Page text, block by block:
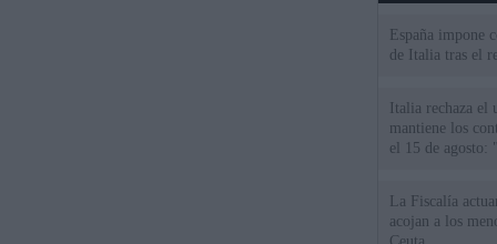
España impone
de Italia tras el
Italia rechaza
mantiene los
el 15 de agosto:
La Fiscalía
acojan a los